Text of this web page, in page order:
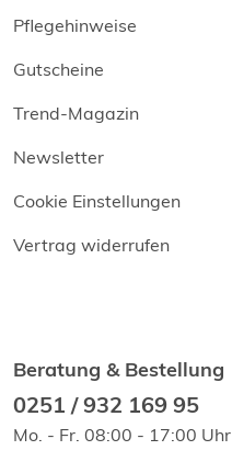
Pflegehinweise
Gutscheine
Trend-Magazin
Newsletter
Cookie Einstellungen
Vertrag widerrufen
Beratung & Bestellung
0251 / 932 169 95
Mo. - Fr. 08:00 - 17:00 Uhr